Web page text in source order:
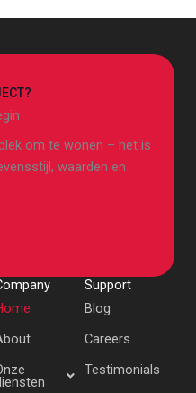
om te wonen – het is
waarden en
Support
Blog
Careers
Testimonials